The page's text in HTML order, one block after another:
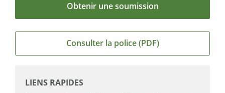
Obtenir une soumission
Consulter la police (PDF)
LIENS RAPIDES